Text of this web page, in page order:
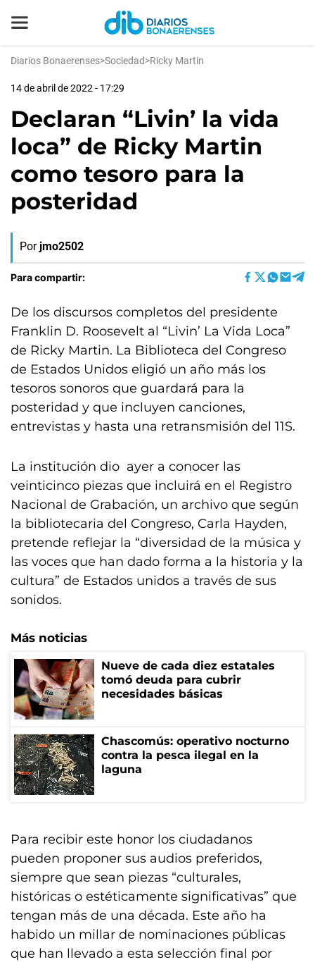
Diarios Bonaerenses>Sociedad>Ricky Martin
14 de abril de 2022 - 17:29
Declaran “Livin’ la vida
loca” de Ricky Martin
como tesoro para la
posteridad
Por jmo2502
Para compartir:
De los discursos completos del presidente
Franklin D. Roosevelt al “Livin’ La Vida Loca”
de Ricky Martin. La Biblioteca del Congreso
de Estados Unidos eligió un año más los
tesoros sonoros que guardará para la
posteridad y que incluyen canciones,
entrevistas y hasta una retransmisión del 11S.
La institución dio ayer a conocer las
veinticinco piezas que incluirá en el Registro
Nacional de Grabación, un archivo que según
la bibliotecaria del Congreso, Carla Hayden,
pretende reflejar la “diversidad de la música y
las voces que han dado forma a la historia y la
cultura” de Estados unidos a través de sus
sonidos.
Más noticias
Nueve de cada diez estatales
tomó deuda para cubrir
necesidades básicas
Chascomús: operativo nocturno
contra la pesca ilegal en la
laguna
Para recibir este honor los ciudadanos
pueden proponer sus audios preferidos,
siempre que sean piezas “culturales,
históricas o estéticamente significativas” que
tengan más de una década. Este año ha
habido un millar de nominaciones públicas
que han llevado a esta selección final por